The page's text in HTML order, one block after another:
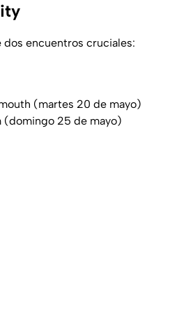
dos encuentros cruciales:
(martes 20 de mayo)
(domingo 25 de mayo)